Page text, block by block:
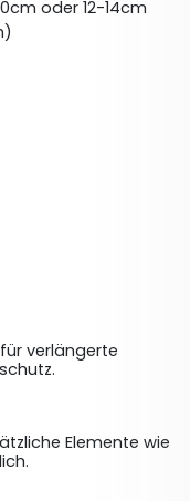
oder 12-14cm
verlängerte
Elemente wie